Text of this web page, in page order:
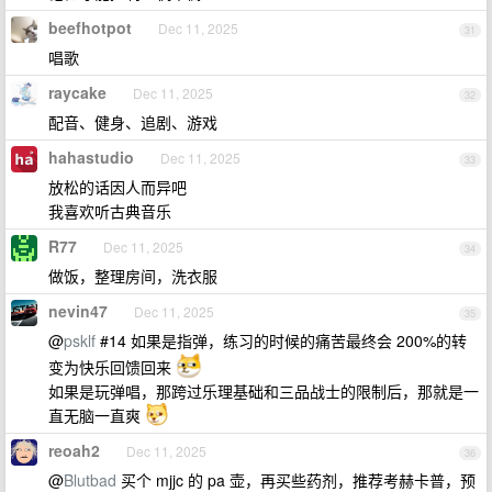
31
beefhotpot Dec 11, 2025
唱歌
32
raycake Dec 11, 2025
配音、健身、追剧、游戏
33
hahastudio Dec 11, 2025
放松的话因人而异吧
我喜欢听古典音乐
34
R77 Dec 11, 2025
做饭，整理房间，洗衣服
35
nevin47 Dec 11, 2025
@psklf #14 如果是指弹，练习的时候的痛苦最终会 200%的转
变为快乐回馈回来
如果是玩弹唱，那跨过乐理基础和三品战士的限制后，那就是一
直无脑一直爽
36
reoah2 Dec 11, 2025
@Blutbad 买个 mjjc 的 pa 壶，再买些药剂，推荐考赫卡普，预